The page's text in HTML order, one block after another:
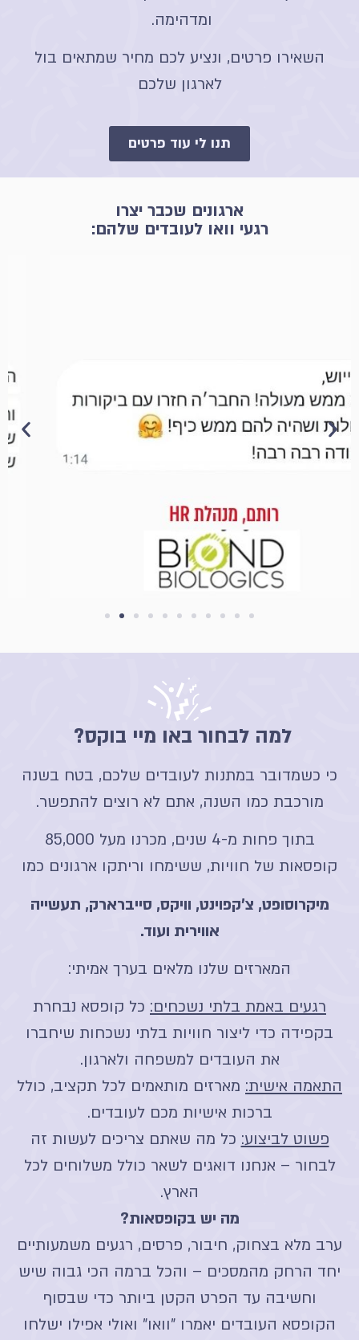
ומדהימה.
השאירו פרטים, ונציע לכם מחיר שמתאים בול
לארגון שלכם
תנו לי עוד פרטים
ארגונים שכבר יצרו
רגעי וואו לעובדים שלהם:
למה לבחור באו מיי בוקס?
כי כשמדובר במתנות לעובדים שלכם, בטח בשנה
מורכבת כמו השנה, אתם לא רוצים להתפשר.
בתוך פחות מ-4 שנים, מכרנו מעל 85,000
קופסאות של חוויות, ששימחו וריתקו ארגונים כמו
מיקרוסופט, צ'קפוינט, וויקס, סייברארק, תעשייה
אווירית ועוד.
המארזים שלנו מלאים בערך אמיתי:
רגעים באמת בלתי נשכחים: כל קופסא נבחרת
בקפידה כדי ליצור חוויות בלתי נשכחות שיחברו
את העובדים למשפחה ולארגון.
התאמה אישית: מארזים מותאמים לכל תקציב, כולל
ברכות אישיות מכם לעובדים.
פשוט לביצוע: כל מה שאתם צריכים לעשות זה
לבחור – אנחנו דואגים לשאר כולל משלוחים לכל
הארץ.
מה יש בקופסאות?
ערב מלא בצחוק, חיבור, פרסים, רגעים משמעותיים
יחד הרחק מהמסכים – והכל ברמה הכי גבוה שיש
וחשיבה עד הפרט הקטן ביותר כדי שבסוף
הקופסא העובדים יאמרו "וואו" ואולי אפילו ישלחו